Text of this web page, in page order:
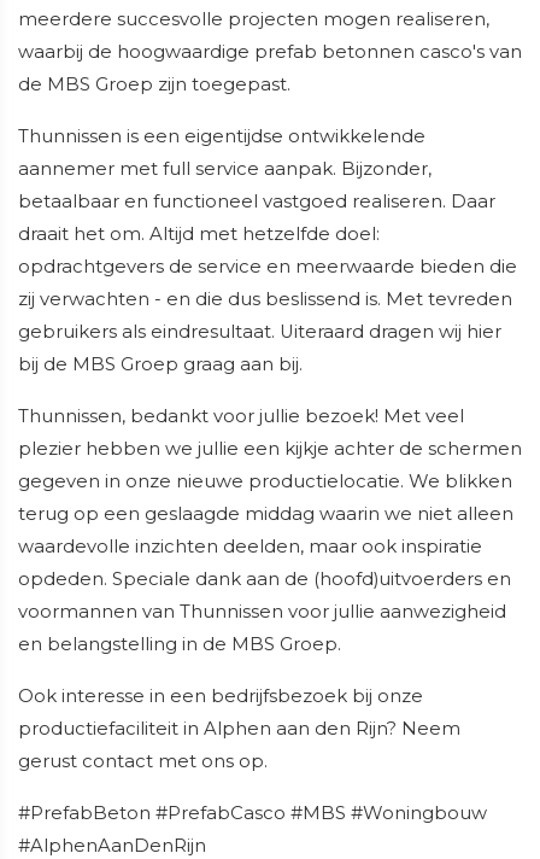
meerdere succesvolle projecten mogen realiseren,
waarbij de hoogwaardige prefab betonnen casco's van
de MBS Groep zijn toegepast.
Thunnissen is een eigentijdse ontwikkelende
aannemer met full service aanpak. Bijzonder,
betaalbaar en functioneel vastgoed realiseren. Daar
draait het om. Altijd met hetzelfde doel:
opdrachtgevers de service en meerwaarde bieden die
zij verwachten - en die dus beslissend is. Met tevreden
gebruikers als eindresultaat. Uiteraard dragen wij hier
bij de MBS Groep graag aan bij.
Thunnissen, bedankt voor jullie bezoek! Met veel
plezier hebben we jullie een kijkje achter de schermen
gegeven in onze nieuwe productielocatie. We blikken
terug op een geslaagde middag waarin we niet alleen
waardevolle inzichten deelden, maar ook inspiratie
opdeden. Speciale dank aan de (hoofd)uitvoerders en
voormannen van Thunnissen voor jullie aanwezigheid
en belangstelling in de MBS Groep.
Ook interesse in een bedrijfsbezoek bij onze
productiefaciliteit in Alphen aan den Rijn? Neem
gerust contact met ons op.
#PrefabBeton #PrefabCasco #MBS #Woningbouw
#AlphenAanDenRijn